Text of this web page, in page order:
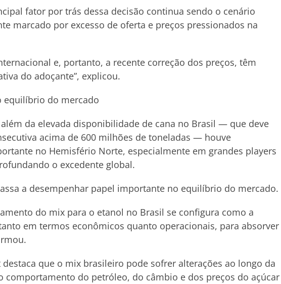
fator por trás dessa decisão continua sendo o cenário
marcado por excesso de oferta e preços pressionados na
e, portanto, a recente correção dos preços, têm
do adoçante”, explicou.
equilíbrio do mercado
da elevada disponibilidade de cana no Brasil — que deve
acima de 600 milhões de toneladas — houve
no Hemisfério Norte, especialmente em grandes players
o excedente global.
a desempenhar papel importante no equilíbrio do mercado.
do mix para o etanol no Brasil se configura como a
em termos econômicos quanto operacionais, para absorver
que o mix brasileiro pode sofrer alterações ao longo da
comportamento do petróleo, do câmbio e dos preços do açúcar